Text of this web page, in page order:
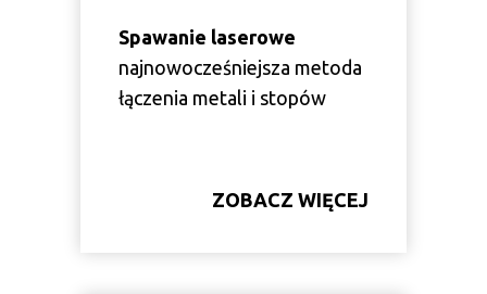
Spawanie laserowe
najnowocześniejsza metoda
łączenia metali i stopów
ZOBACZ WIĘCEJ